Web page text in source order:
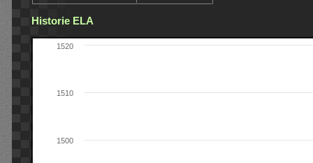
Historie ELA
1500
1510
1520